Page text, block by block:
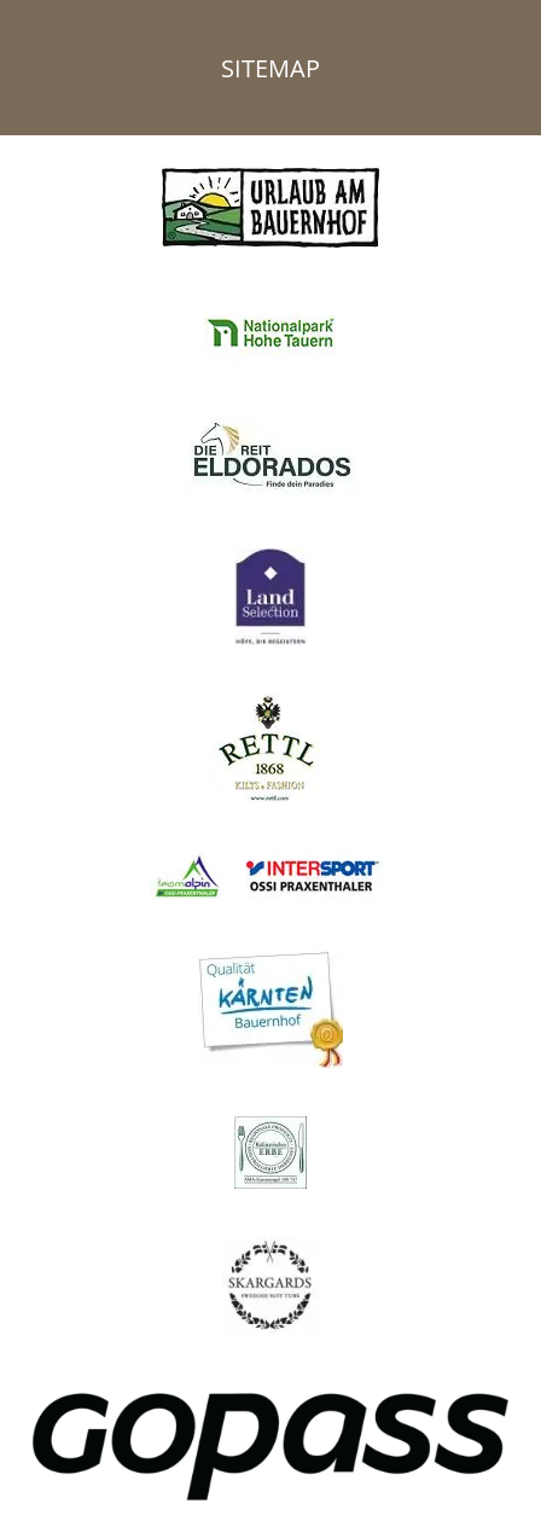
SITEMAP